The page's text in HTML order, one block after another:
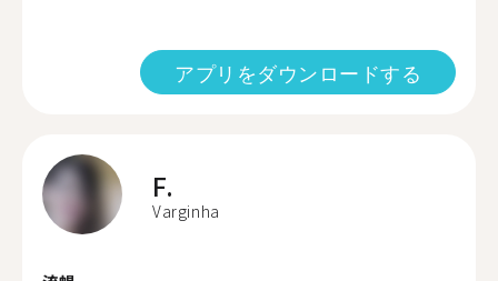
アプリをダウンロードする
F.
Varginha